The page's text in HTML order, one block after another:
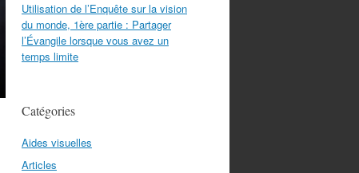
Utilisation de l’Enquête sur la vision
du monde, 1ère partie : Partager
l’Évangile lorsque vous avez un
temps limite
Catégories
Aides visuelles
Articles